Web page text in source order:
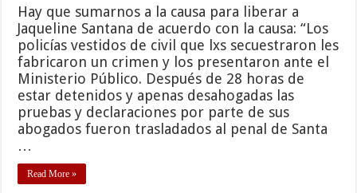
Hay que sumarnos a la causa para liberar a
Jaqueline Santana de acuerdo con la causa: “Los
policías vestidos de civil que lxs secuestraron les
fabricaron un crimen y los presentaron ante el
Ministerio Público. Después de 28 horas de
estar detenidos y apenas desahogadas las
pruebas y declaraciones por parte de sus
abogados fueron trasladados al penal de Santa
…
Read More »